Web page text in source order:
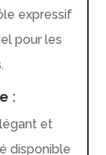
expressif
pour les
:
et
disponible